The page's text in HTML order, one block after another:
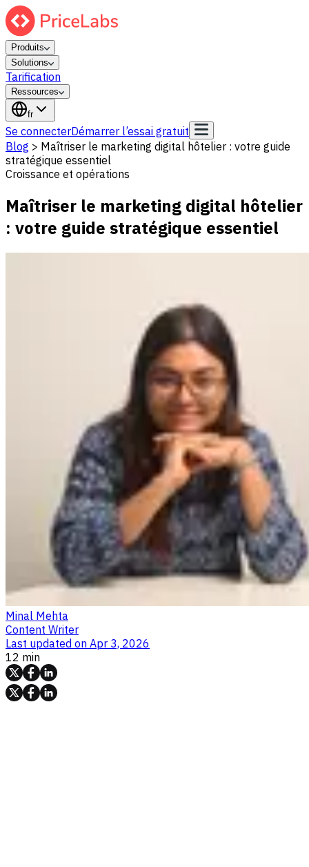
Produits
Solutions
Tarification
Ressources
fr
Se connecterDémarrer l’essai gratuit
Blog > Maîtriser le marketing digital hôtelier : votre guide
stratégique essentiel
Croissance et opérations
Maîtriser le marketing digital hôtelier
: votre guide stratégique essentiel
Minal Mehta
Content Writer
Last updated on Apr 3, 2026
12 min